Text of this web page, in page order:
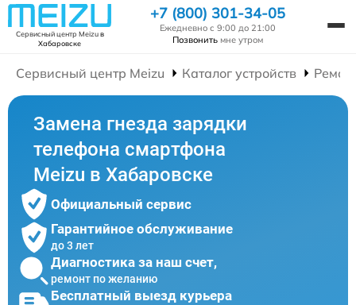
Сервисный центр Meizuв
Хабаровске
+7 (800) 301-34-05
Ежедневно с 9:00 до 21:00
Позвонить мне утром
Сервисный центр Meizu Каталог устройств
Замена гнезда зарядки
телефона смартфона
Meizu в Хабаровске
Официальный сервис
Гарантийное обслуживание
до 3 лет
Диагностика за наш счет,
ремонт по желанию
Бесплатный выезд курьера